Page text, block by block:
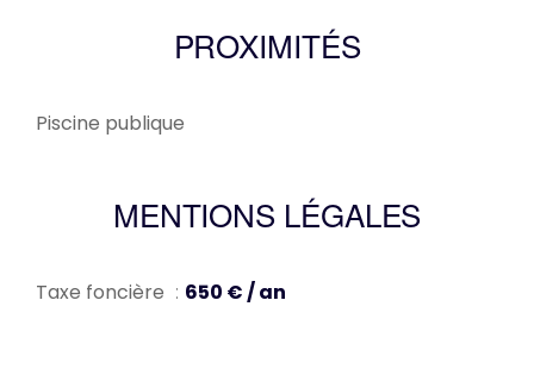
PROXIMITÉS
Piscine publique
MENTIONS LÉGALES
Taxe foncière 650 € / an